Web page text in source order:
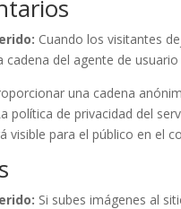
Cuando los visitantes
cadena del agente de
una cadena
política de privacidad del
visible para el público en el
Si subes imágenes al